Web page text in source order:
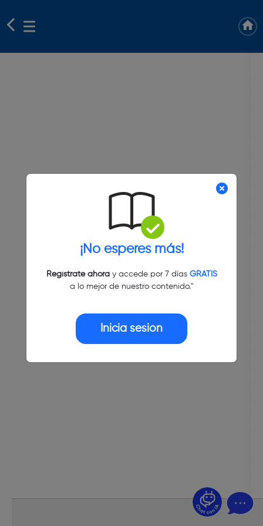
¡No esperes más!
Regístrate ahoray accede por 7 días GRATIS
a lo mejor de nuestro contenido."
Inicia sesión